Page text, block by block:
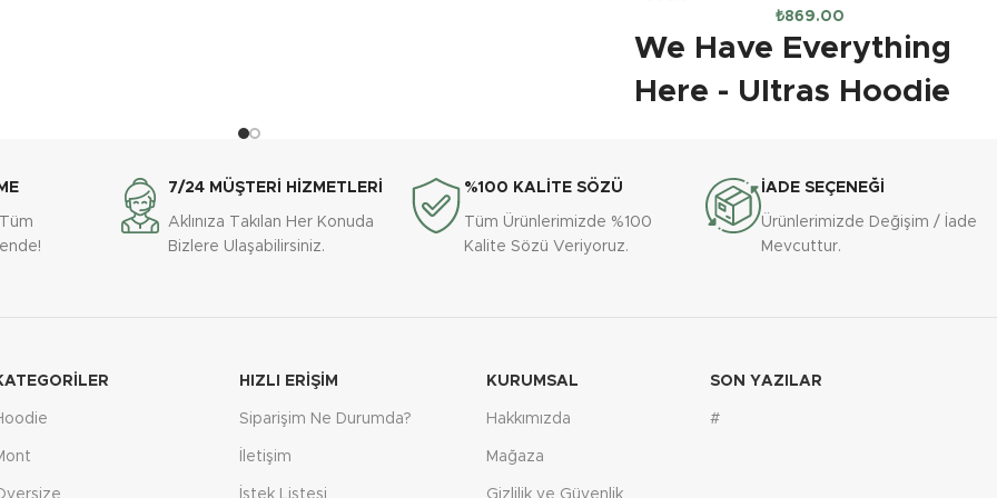
bu tasarım, futbol tutkunu
vazgeçilmez.
seçeneği: Tarzınıza en
₺869.00
We Have Everything
Here - Ultras Hoodie
Tribünlerin ruhunu ve futbolun geçmişten
getiriyor. Bu hoodie, yalnızca bir kıyafet değil,
7/24 MÜŞTERİ HİZMETLERİ
Aklınıza Takılan Her Konuda
Bizlere Ulaşabilirsiniz.
%100 KALİTE SÖZÜ
Tüm Ürünlerimizde %100
Kalite Sözü Veriyoruz.
İADE SEÇENEĞİ
Ürünlerimizde Değişim / İade
Mevcuttur.
HIZLI ERIŞIM
Siparişim Ne Durumda?
İletişim
KURUMSAL
Hakkımızda
Mağaza
SON YAZILAR
#